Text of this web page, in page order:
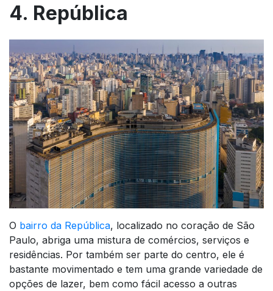
4. República
O bairro da República, localizado no coração de São
Paulo, abriga uma mistura de comércios, serviços e
residências. Por também ser parte do centro, ele é
bastante movimentado e tem uma grande variedade de
opções de lazer, bem como fácil acesso a outras